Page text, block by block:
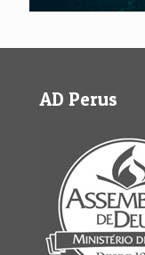
AD Perus